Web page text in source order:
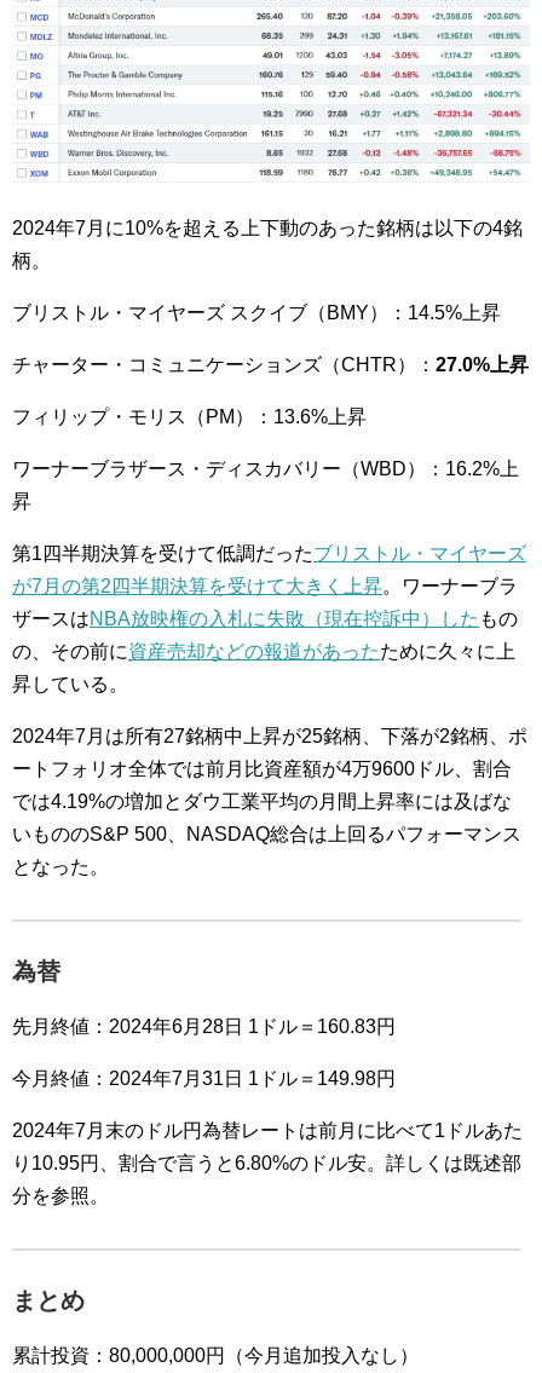
2024年7月に10%を超える上下動のあった銘柄は以下の4銘
柄。
ブリストル・マイヤーズ スクイブ（BMY）：14.5%上昇
チャーター・コミュニケーションズ（CHTR）： 27.0%上昇
フィリップ・モリス（PM）：13.6%上昇
ワーナーブラザース・ディスカバリー（WBD）：16.2%上
昇
第1四半期決算を受けて低調だったブリストル・マイヤーズ
が7月の第2四半期決算を受けて大きく上昇。ワーナーブラ
ザースはNBA放映権の入札に失敗（現在控訴中）した もの
の、その前に資産売却などの報道があったために久々に上
昇している。
2024年7月は所有27銘柄中上昇が25銘柄、下落が2銘柄、ポ
ートフォリオ全体では前月比資産額が4万9600ドル、割合
では4.19%の増加とダウ工業平均の月間上昇率には及ばな
いもののS&P 500、NASDAQ総合は上回るパフォーマンス
となった。
為替
先月終値：2024年6月28日 1ドル＝160.83円
今月終値：2024年7月31日 1ドル＝149.98円
2024年7月末のドル円為替レートは前月に比べて1ドルあた
り10.95円、割合で言うと6.80%のドル安。詳しくは既述部
分を参照。
まとめ
累計投資：80,000,000円（今月追加投入なし）